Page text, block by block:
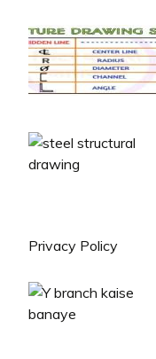
Privacy Policy